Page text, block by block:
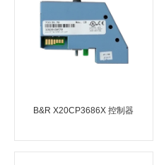
B&R X20CP3686X 控制器